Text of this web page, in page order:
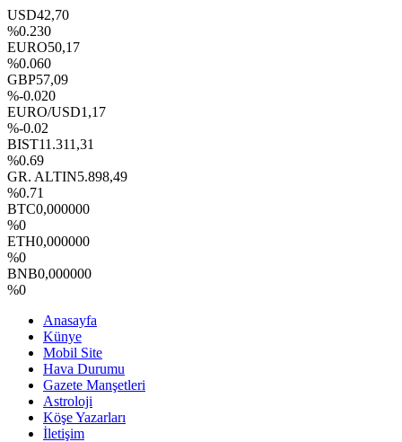
USD42,70
%0.230
EURO50,17
%0.060
GBP57,09
%-0.020
EURO/USD1,17
%-0.02
BIST11.311,31
%0.69
GR. ALTIN5.898,49
%0.71
BTC0,000000
%0
ETH0,000000
%0
BNB0,000000
%0
Anasayfa
Künye
Mobil Site
Hava Durumu
Gazete Manşetleri
Astroloji
Köşe Yazarları
İletişim